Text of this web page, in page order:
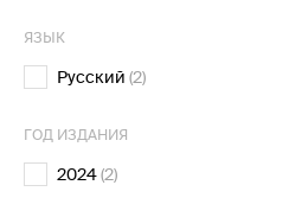
ЯЗЫК
Русский (2)
ГОД ИЗДАНИЯ
2024(2)